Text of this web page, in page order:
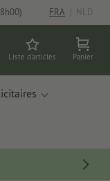
FRA | NLD
Liste d'articles Panier